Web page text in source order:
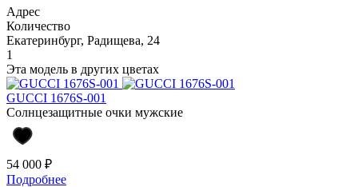
Адрес
Количество
Екатеринбург, Радищева, 24
1
Эта модель в других цветах
GUCCI 1676S-001
Солнцезащитные очки мужские
54 000 ₽
Подробнее